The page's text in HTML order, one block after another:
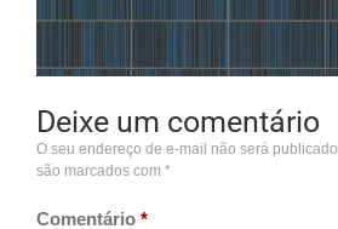
Deixe um comentário
O seu endereço de e-mail não será publicado.
são marcados com *
Comentário *